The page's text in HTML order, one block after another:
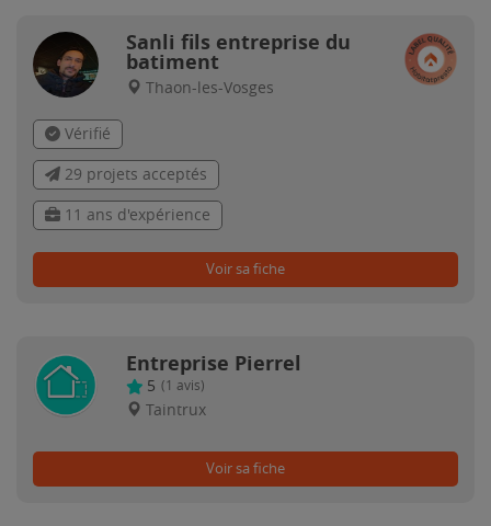
Sanli fils entreprise du
batiment
Thaon-les-Vosges
Vérifié
29 projets acceptés
11 ans d'expérience
Voir sa fiche
Entreprise Pierrel
5 (1 avis)
Taintrux
Voir sa fiche